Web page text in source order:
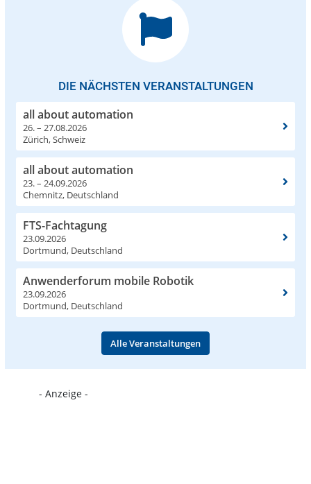
DIE NÄCHSTEN VERANSTALTUNGEN
all about automation
26. – 27.08.2026
Zürich, Schweiz
all about automation
23. – 24.09.2026
Chemnitz, Deutschland
FTS-Fachtagung
23.09.2026
Dortmund, Deutschland
Anwenderforum mobile Robotik
23.09.2026
Dortmund, Deutschland
Alle Veranstaltungen
- Anzeige -